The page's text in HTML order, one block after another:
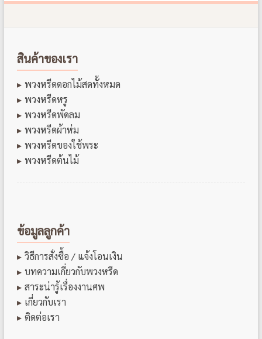
สินค้าของเรา
พวงหรีดดอกไม้สดทั้งหมด
พวงหรีดหรู
พวงหรีดพัดลม
พวงหรีดผ้าห่ม
พวงหรีดของใช้พระ
พวงหรีดต้นไม้
ข้อมูลลูกค้า
วิธีการสั่งซื้อ / แจ้งโอนเงิน
บทความเกี่ยวกับพวงหรีด
สาระน่ารู้เรื่องงานศพ
เกี่ยวกับเรา
ติดต่อเรา